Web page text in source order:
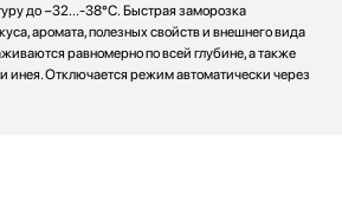
до −32...-38°С. Быстрая заморозка
аромата, полезных свойств и внешнего вида
равномерно по всей глубине, а также
инея. Отключается режим автоматически через